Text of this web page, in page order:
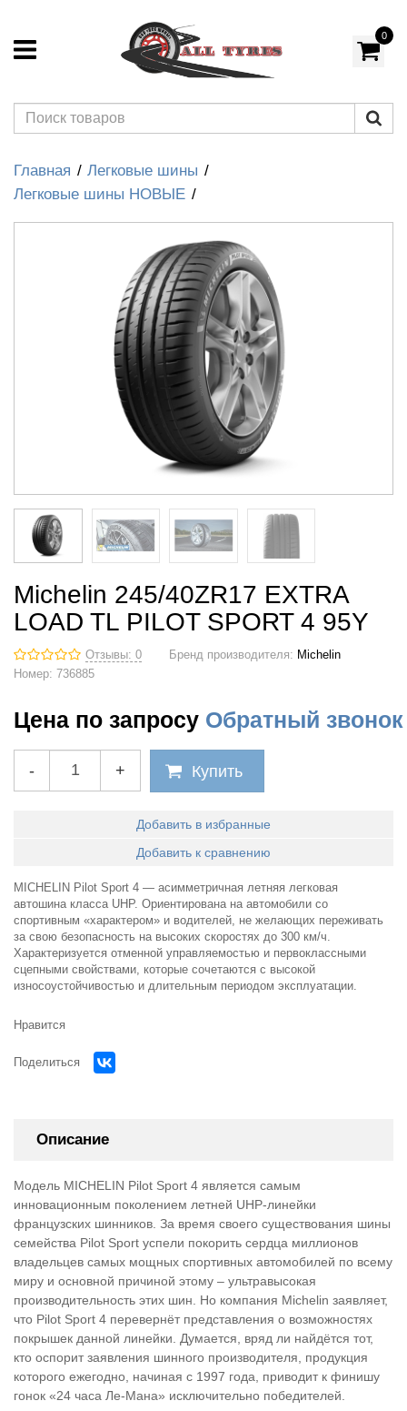
0
Главная
Легковые шины
Легковые шины НОВЫЕ
Michelin 245/40ZR17 EXTRA
LOAD TL PILOT SPORT 4 95Y
Отзывы: 0 Бренд производителя: Michelin
Номер: 736885
Цена по запросу Обратный звонок
- + Купить
Добавить в избранные
Добавить к сравнению
MICHELIN Pilot Sport 4 — асимметричная летняя легковая
автошина класса UHP. Ориентирована на автомобили со
спортивным «характером» и водителей, не желающих переживать
за свою безопасность на высоких скоростях до 300 км/ч.
Характеризуется отменной управляемостью и первоклассными
сцепными свойствами, которые сочетаются с высокой
износоустойчивостью и длительным периодом эксплуатации.
Нравится
Поделиться
Описание
Модель MICHELIN Pilot Sport 4 является самым
инновационным поколением летней UHP-линейки
французских шинников. За время своего существования шины
семейства Pilot Sport успели покорить сердца миллионов
владельцев самых мощных спортивных автомобилей по всему
миру и основной причиной этому – ультравысокая
производительность этих шин. Но компания Michelin заявляет,
что Pilot Sport 4 перевернёт представления о возможностях
покрышек данной линейки. Думается, вряд ли найдётся тот,
кто оспорит заявления шинного производителя, продукция
которого ежегодно, начиная с 1997 года, приводит к финишу
гонок «24 часа Ле-Мана» исключительно победителей.